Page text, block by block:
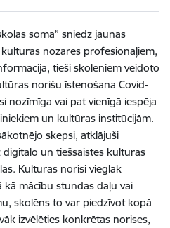
soma” sniedz jaunas
nozares profesionāļiem,
tieši skolēniem veidoto
norišu īstenošana Covid-
nozīmīga vai pat vienīgā iespēja
un kultūras institūcijām.
skepsi, atklājuši
un tiešsaistes kultūras
Kultūras norisi vieglāk
mācību stundas daļu vai
skolēns to var piedzīvot kopā
izvēlēties konkrētas norises,